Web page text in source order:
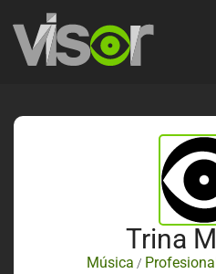
Trina
Música /